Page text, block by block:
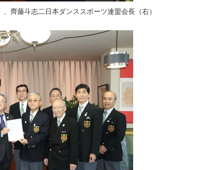
、 齊藤斗志二日本ダンススポーツ連盟会長（右）